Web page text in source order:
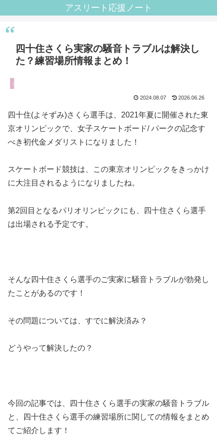
アスリート応援ノート
四十住さくら実家の騒音トラブルは解決し
た？練習場所情報まとめ！
スケートボード
2024.08.07 2026.06.26
四十住(よそずみ)さくら選手は、2021年夏に開催された東
京オリンピックで、女子スケートボード/ パークの記念す
べき初代金メダリストになりました！
スケートボード競技は、この東京オリンピックをきっかけ
に大注目されるようになりましたね。
第2回目となるパリオリンピックにも、四十住さくら選手
は出場される予定です。
そんな四十住さくら選手のご実家に騒音トラブルが勃発し
たことがあるのです！
その問題については、すでに解決済み？
どうやって解決したの？
今回の記事では、四十住さくら選手の実家の騒音トラブル
と、四十住さくら選手の練習場所に関しての情報をまとめ
てご紹介します！